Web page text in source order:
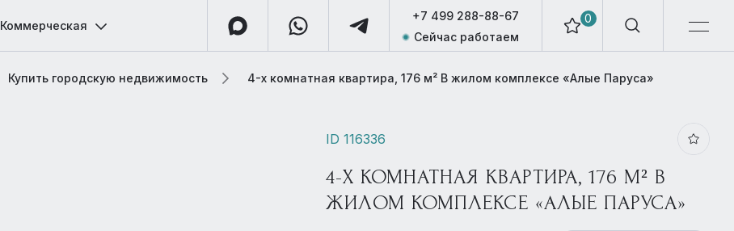
0
+7 499 288-88-67
Сейчас работаем
Коммерческая
Купить городскую недвижимость 4-х комнатная квартира, 176 м² В жилом комплексе «Алые Паруса»
ID 116336
4-Х КОМНАТНАЯ КВАРТИРА, 176 М² В
ЖИЛОМ КОМПЛЕКСЕ «АЛЫЕ ПАРУСА»